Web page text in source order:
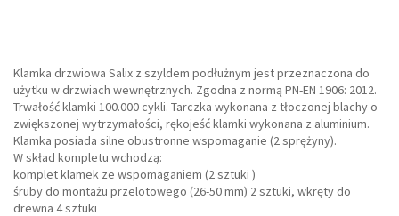
Klamka drzwiowa Salix z szyldem podłużnym jest przeznaczona do
użytku w drzwiach wewnętrznych. Zgodna z normą PN-EN 1906: 2012.
Trwałość klamki 100.000 cykli. Tarczka wykonana z tłoczonej blachy o
zwiększonej wytrzymałości, rękojeść klamki wykonana z aluminium.
Klamka posiada silne obustronne wspomaganie (2 sprężyny).
W skład kompletu wchodzą:
komplet klamek ze wspomaganiem (2 sztuki )
śruby do montażu przelotowego (26-50 mm) 2 sztuki, wkręty do
drewna 4 sztuki